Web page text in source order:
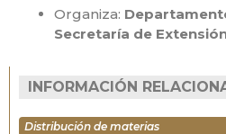
Organiza:
Secretaría de Extensión
INFORMACIÓN
Distribución de materias